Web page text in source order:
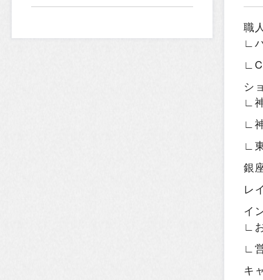
職
∟
シ
∟
∟
∟
銀
レ
イ
∟
∟
キ